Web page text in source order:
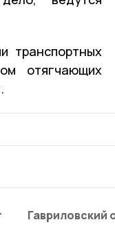
транспортных
отягчающих
Гавриловский